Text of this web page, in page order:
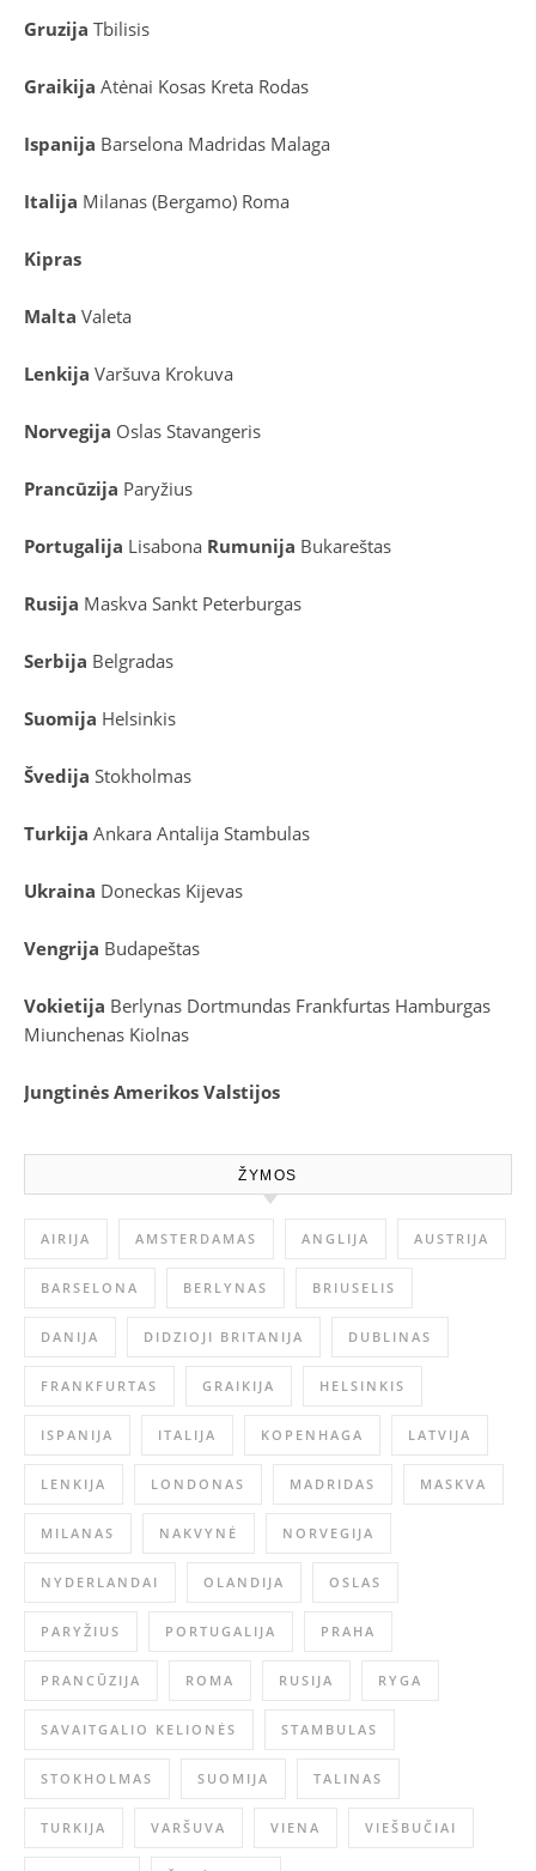
Gruzija Tbilisis
Graikija Atėnai Kosas Kreta Rodas
Ispanija Barselona Madridas Malaga
Italija Milanas (Bergamo) Roma
Kipras
Malta Valeta
Lenkija Varšuva Krokuva
Norvegija Oslas Stavangeris
Prancūzija Paryžius
Portugalija Lisabona Rumunija Bukareštas
Rusija Maskva Sankt Peterburgas
Serbija Belgradas
Suomija Helsinkis
Švedija Stokholmas
Turkija Ankara Antalija Stambulas
Ukraina Doneckas Kijevas
Vengrija Budapeštas
Vokietija Berlynas Dortmundas Frankfurtas Hamburgas
Miunchenas Kiolnas
Jungtinės Amerikos Valstijos
ŽYMOS
AIRIJA AMSTERDAMAS ANGLIJA AUSTRIJA
BARSELONA BERLYNAS BRIUSELIS
DANIJA DIDZIOJI BRITANIJA DUBLINAS
FRANKFURTAS GRAIKIJA HELSINKIS
ISPANIJA ITALIJA KOPENHAGA LATVIJA
LENKIJA LONDONAS MADRIDAS MASKVA
MILANAS NAKVYNĖ NORVEGIJA
NYDERLANDAI OLANDIJA OSLAS
PARYŽIUS PORTUGALIJA PRAHA
PRANCŪZIJA ROMA RUSIJA RYGA
SAVAITGALIO KELIONĖS STAMBULAS
STOKHOLMAS SUOMIJA TALINAS
TURKIJA VARŠUVA VIENA VIEŠBUČIAI